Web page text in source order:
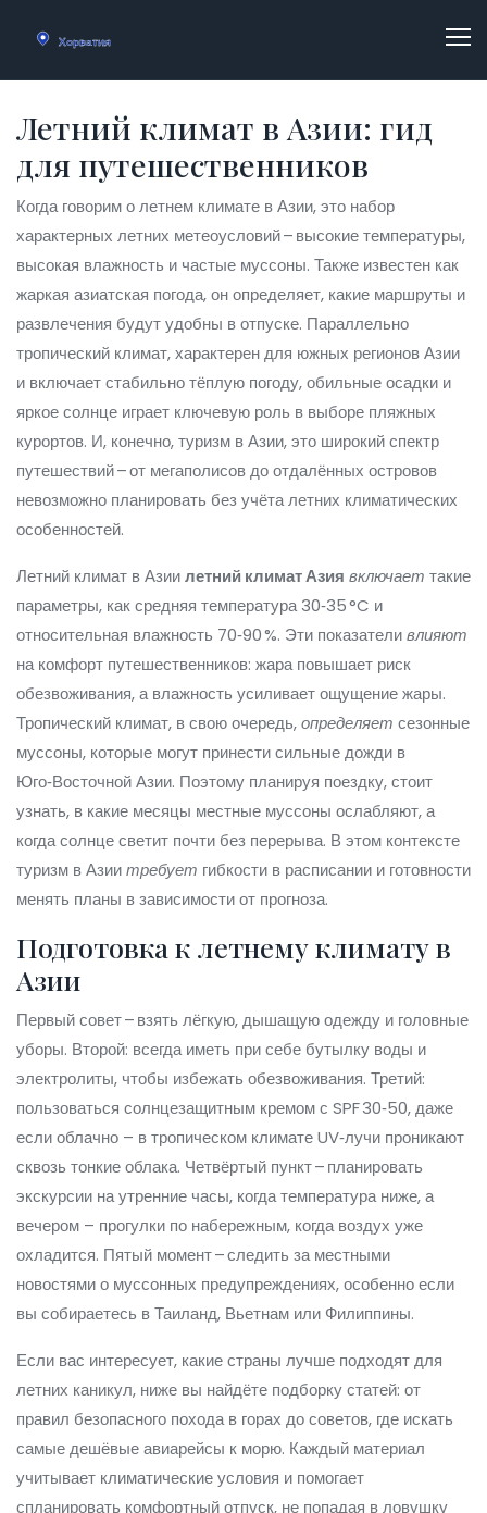
Летний климат в Азии: гид
для путешественников
Когда говорим олетнем климате в Азии,это набор
характерных летних метеоусловий – высокие температуры,
высокая влажность и частые муссоны. Также известен как
жаркая азиатская погода, он определяет, какие маршруты и
развлечения будут удобны в отпуске. Параллельно
тропический климат,характерен для южных регионов Азии
и включает стабильно тёплую погоду, обильные осадки и
яркое солнце играет ключевую роль в выборе пляжных
курортов. И, конечно,туризм в Азии,это широкий спектр
путешествий – от мегаполисов до отдалённых островов
невозможно планировать без учёта летних климатических
особенностей.
Летний климат в Азиилетний климат Азия включает такие
параметры, как средняя температура 30‑35 °C и
относительная влажность 70‑90 %. Эти показателивлияют
на комфорт путешественников: жара повышает риск
обезвоживания, а влажность усиливает ощущение жары.
Тропический климат, в свою очередь,определяет сезонные
муссоны, которые могут принести сильные дожди в
Юго‑Восточной Азии. Поэтому планируя поездку, стоит
узнать, в какие месяцы местные муссоны ослабляют, а
когда солнце светит почти без перерыва. В этом контексте
туризм в Азиитребует гибкости в расписании и готовности
менять планы в зависимости от прогноза.
Подготовка к летнему климату в
Азии
Первый совет – взять лёгкую, дышащую одежду и головные
уборы. Второй: всегда иметь при себе бутылку воды и
электролиты, чтобы избежать обезвоживания. Третий:
пользоваться солнцезащитным кремом с SPF 30‑50, даже
если облачно – в тропическом климате UV‑лучи проникают
сквозь тонкие облака. Четвёртый пункт – планировать
экскурсии на утренние часы, когда температура ниже, а
вечером – прогулки по набережным, когда воздух уже
охладится. Пятый момент – следить за местными
новостями о муссонных предупреждениях, особенно если
вы собираетесь в Таиланд, Вьетнам или Филиппины.
Если вас интересует, какие страны лучше подходят для
летних каникул, ниже вы найдёте подборку статей: от
правил безопасного похода в горах до советов, где искать
самые дешёвые авиарейсы к морю. Каждый материал
учитывает климатические условия и помогает
спланировать комфортный отпуск, не попадая в ловушку